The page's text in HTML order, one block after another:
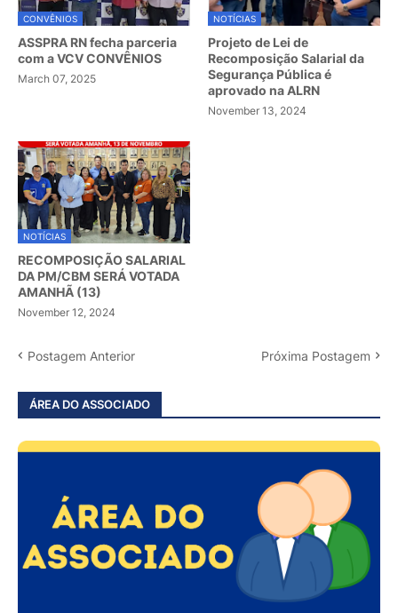
CONVÊNIOS
ASSPRA RN fecha parceria
com a VCV CONVÊNIOS
March 07, 2025
NOTÍCIAS
Projeto de Lei de
Recomposição Salarial da
Segurança Pública é
aprovado na ALRN
November 13, 2024
NOTÍCIAS
RECOMPOSIÇÃO SALARIAL
DA PM/CBM SERÁ VOTADA
AMANHÃ (13)
November 12, 2024
Postagem Anterior Próxima Postagem
ÁREA DO ASSOCIADO